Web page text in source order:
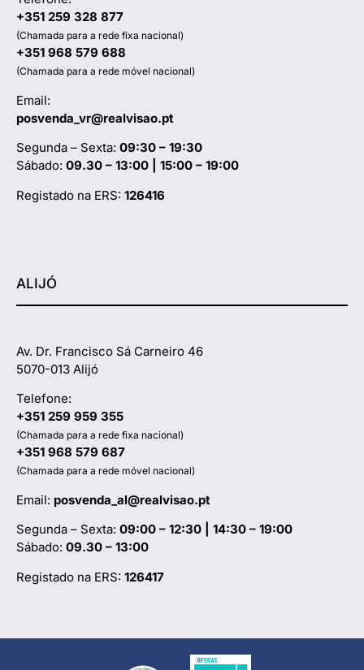
+351 259 328 877
(Chamada para a rede fixa nacional)
+351 968 579 688
(Chamada para a rede móvel nacional)
Email:
posvenda_vr@realvisao.pt
Segunda – Sexta: 09:30 – 19:30
Sábado: 09.30 – 13:00 | 15:00 – 19:00
Registado na ERS: 126416
ALIJÓ
Av. Dr. Francisco Sá Carneiro 46
5070-013 Alijó
Telefone:
+351 259 959 355
(Chamada para a rede fixa nacional)
+351 968 579 687
(Chamada para a rede móvel nacional)
Email: posvenda_al@realvisao.pt
Segunda – Sexta: 09:00 – 12:30 | 14:30 – 19:00
Sábado: 09.30 – 13:00
Registado na ERS: 126417